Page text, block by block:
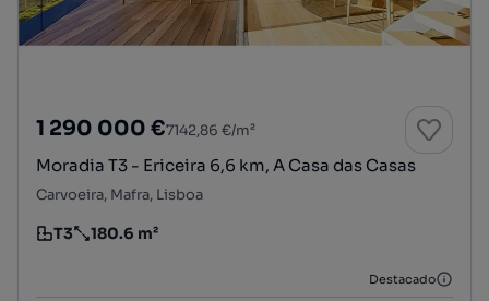
1 290 000 €7142,86 €/m²
Moradia T3 - Ericeira 6,6 km, A Casa das Casas
Carvoeira, Mafra, Lisboa
Tipologia
T3
Preço por metro quadrado
180.6 m²
Destacado